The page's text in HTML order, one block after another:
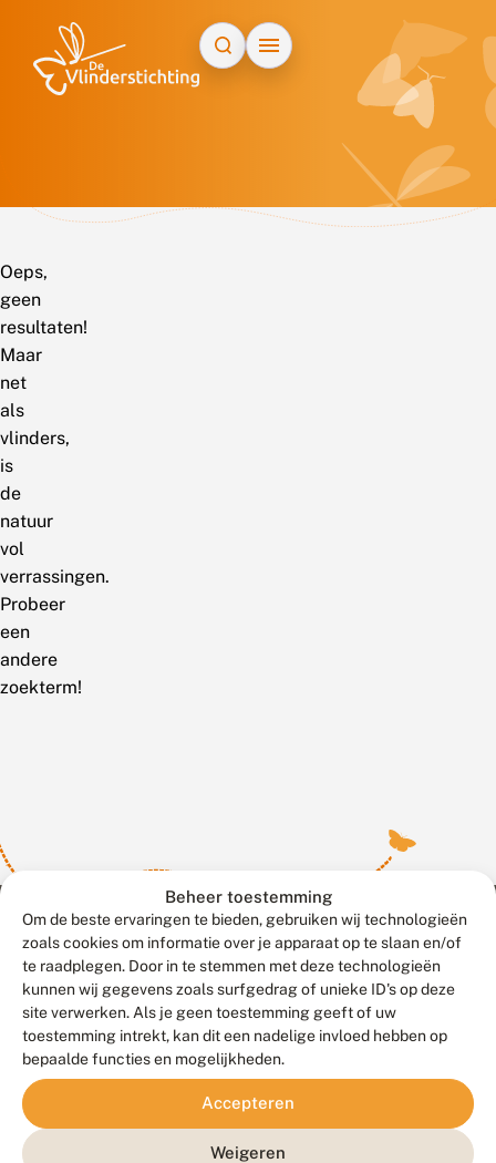
Beheer toestemming
Om de beste ervaringen te bieden, gebruiken wij technologieën
zoals cookies om informatie over je apparaat op te slaan en/of
te raadplegen. Door in te stemmen met deze technologieën
kunnen wij gegevens zoals surfgedrag of unieke ID's op deze
site verwerken. Als je geen toestemming geeft of uw
toestemming intrekt, kan dit een nadelige invloed hebben op
bepaalde functies en mogelijkheden.
Accepteren
Weigeren
Oeps,
geen
resultaten!
Maar
net
als
vlinders,
is
de
natuur
vol
verrassingen.
Probeer
een
andere
zoekterm!
Contact
Veelgestelde vragen
Meld waarnemingen© 2026 Vlinderstichting
Duurzaam ontwikkeld door
Go2People
, ontworpen door
Blue Field Agency
Privacy
Disclaimer
Sitemap